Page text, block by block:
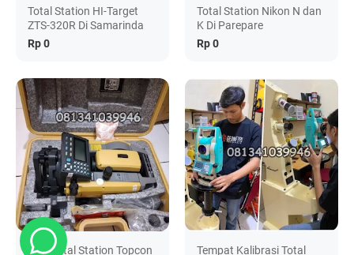
Total Station HI-Target
ZTS-320R Di Samarinda
Rp 0
Total Station Nikon N dan
K Di Parepare
Rp 0
Jual Total Station Topcon Tempat Kalibrasi Total